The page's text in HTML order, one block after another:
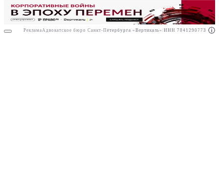
Реклама АО"Право.ру" ИНН: 7708095468
Реклама Адвокатское бюро Санкт-Петербурга «Вертикаль» ИНН 7841290773